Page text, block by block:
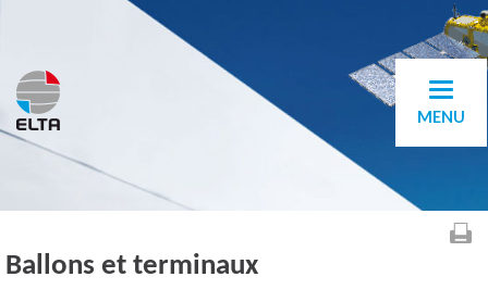
MENU
Ballons et terminaux